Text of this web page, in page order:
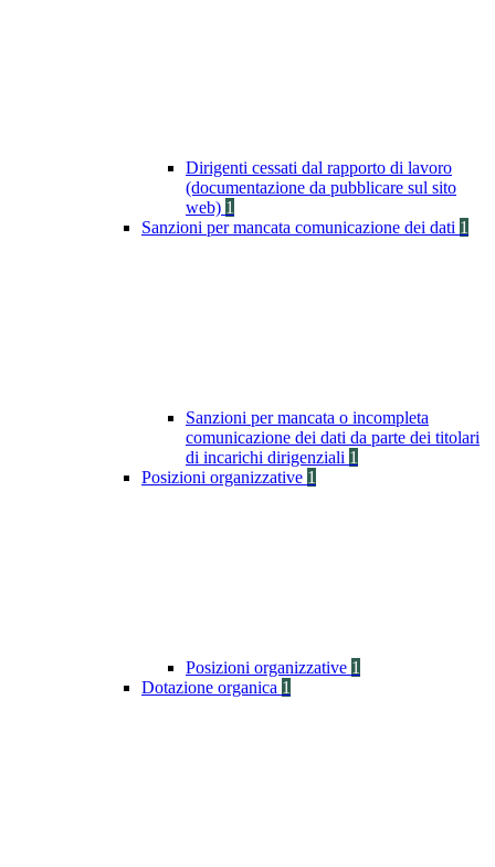
Dirigenti cessati dal rapporto di lavoro
(documentazione da pubblicare sul sito
web) 1
Sanzioni per mancata comunicazione dei dati 1
Sanzioni per mancata o incompleta
comunicazione dei dati da parte dei titolari
di incarichi dirigenziali 1
Posizioni organizzative 1
Posizioni organizzative 1
Dotazione organica 1